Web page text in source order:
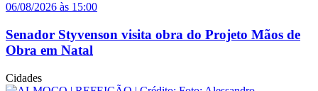
06/08/2026 às 15:00
Senador Styvenson visita obra do Projeto Mãos de
Obra em Natal
Cidades